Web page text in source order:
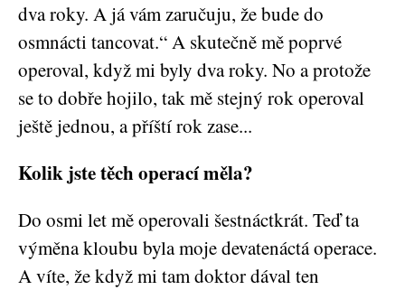
dva roky. A já vám zaručuju, že bude do
osmnácti tancovat.“ A skutečně mě poprvé
operoval, když mi byly dva roky. No a protože
se to dobře hojilo, tak mě stejný rok operoval
ještě jednou, a příští rok zase...
Kolik jste těch operací měla?
Do osmi let mě operovali šestnáctkrát. Teď ta
výměna kloubu byla moje devatenáctá operace.
A víte, že když mi tam doktor dával ten